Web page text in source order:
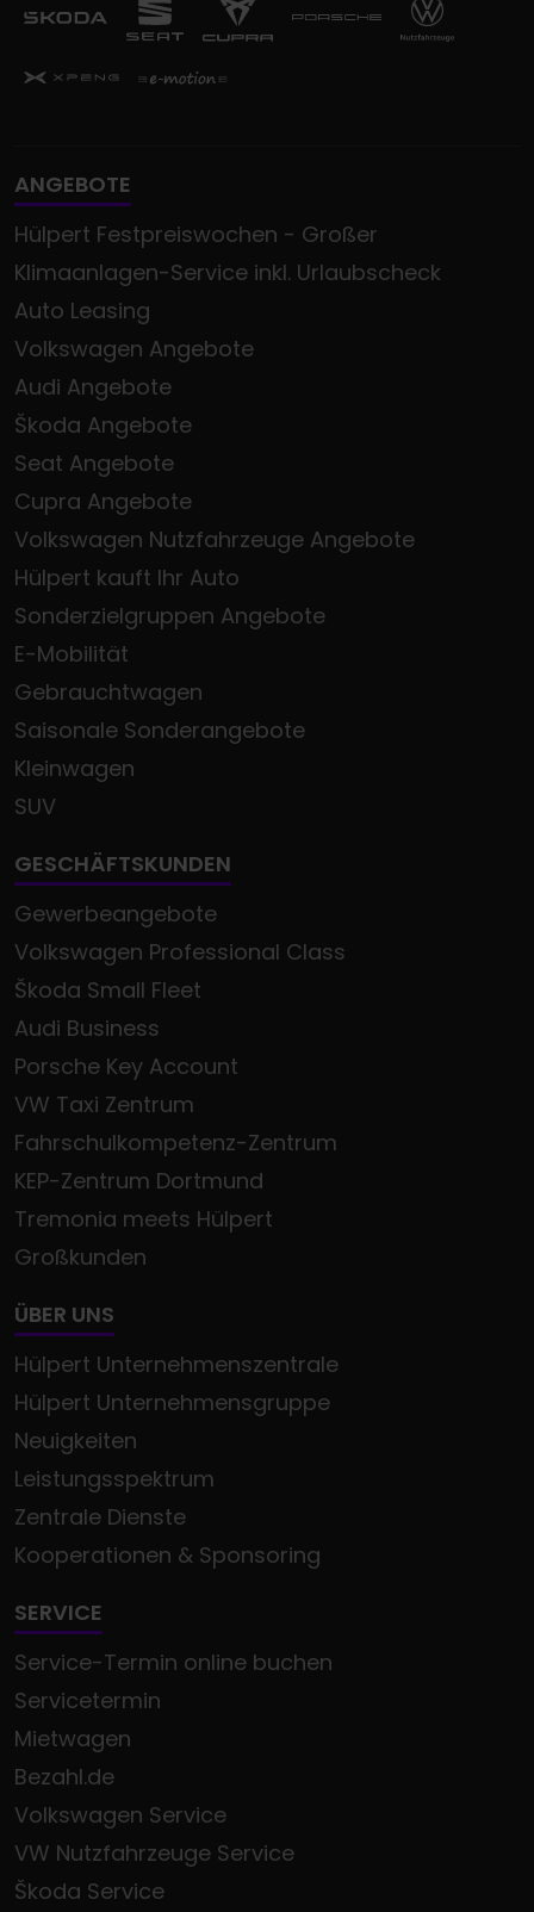
ANGEBOTE
Hülpert Festpreiswochen - Großer
Klimaanlagen-Service inkl. Urlaubscheck
Auto Leasing
Volkswagen Angebote
Audi Angebote
Škoda Angebote
Seat Angebote
Cupra Angebote
Volkswagen Nutzfahrzeuge Angebote
Hülpert kauft Ihr Auto
Sonderzielgruppen Angebote
E-Mobilität
Gebrauchtwagen
Saisonale Sonderangebote
Kleinwagen
SUV
GESCHÄFTSKUNDEN
Gewerbeangebote
Volkswagen Professional Class
Škoda Small Fleet
Audi Business
Porsche Key Account
VW Taxi Zentrum
Fahrschulkompetenz-Zentrum
KEP-Zentrum Dortmund
Tremonia meets Hülpert
Großkunden
ÜBER UNS
Hülpert Unternehmenszentrale
Hülpert Unternehmensgruppe
Neuigkeiten
Leistungsspektrum
Zentrale Dienste
Kooperationen & Sponsoring
SERVICE
Service-Termin online buchen
Servicetermin
Mietwagen
Bezahl.de
Volkswagen Service
VW Nutzfahrzeuge Service
Škoda Service